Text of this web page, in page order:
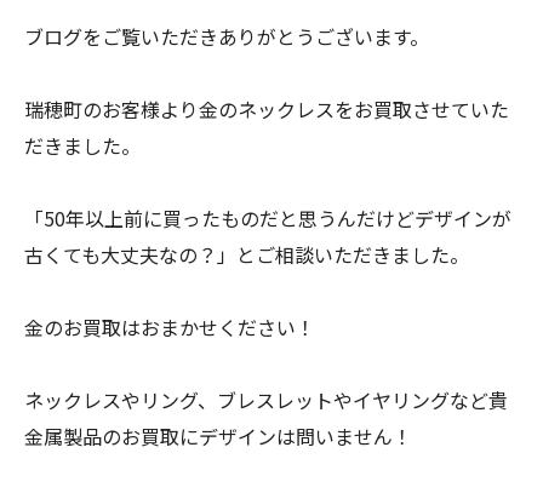
ブログをご覧いただきありがとうございます。
瑞穂町のお客様より金のネックレスをお買取させていた
だきました。
「50年以上前に買ったものだと思うんだけどデザインが
古くても大丈夫なの？」とご相談いただきました。
金のお買取はおまかせください！
ネックレスやリング、ブレスレットやイヤリングなど貴
金属製品のお買取にデザインは問いません！